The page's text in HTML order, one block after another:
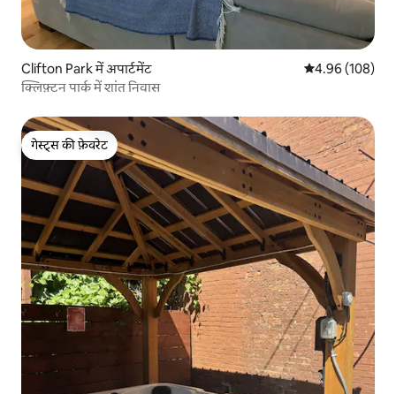
Clifton Park में अपार्टमेंट औसत रेटिंग 5 में से
4.96 (108)
क्लिफ़्टन पार्क में शांत निवास
गेस्ट्स की फ़ेवरेट
गेस्ट्स की फ़ेवरेट